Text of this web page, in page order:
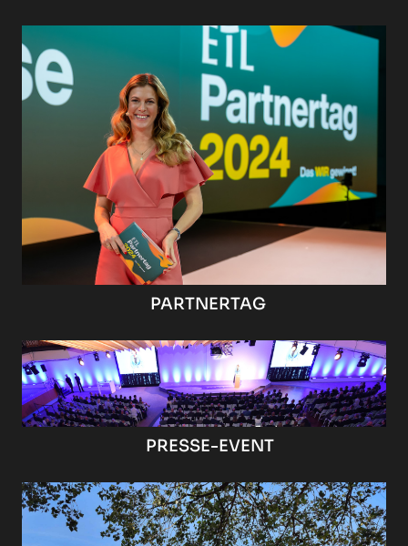
PARTNERTAG
PRESSE-EVENT